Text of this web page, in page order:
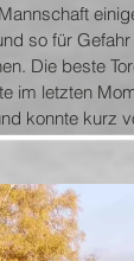
so für
Die beste
im letzten
konnte kurz